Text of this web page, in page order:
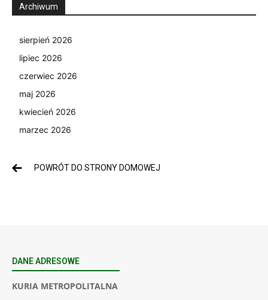
Archiwum
sierpień 2026
lipiec 2026
czerwiec 2026
maj 2026
kwiecień 2026
marzec 2026
POWRÓT DO STRONY DOMOWEJ
DANE ADRESOWE
KURIA METROPOLITALNA